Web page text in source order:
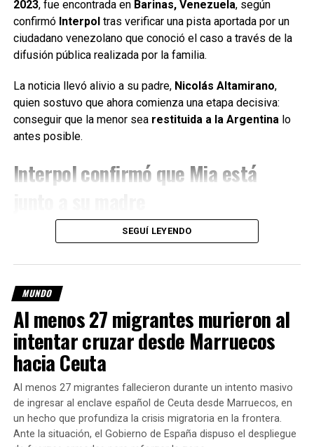
Circular sin utilizar el cinturón de seguridad.
Destacan la colaboración ciudadana
gracias a la colaboración de un conductor que registró la
situación y la puso en conocimiento de las autoridades.
Además, remarcaron que este tipo de maniobras
vehículo y para el resto de los usuarios de la ruta, ya que
afectan la capacidad de conducción y aumentan
Fuente: Contexto Tucumán
2023, fue encontrada en Barinas, Venezuela, según
confirmó Interpol tras verificar una pista aportada por un
ciudadano venezolano que conoció el caso a través de la
difusión pública realizada por la familia.
La noticia llevó alivio a su padre, Nicolás Altamirano,
quien sostuvo que ahora comienza una etapa decisiva:
conseguir que la menor sea restituida a la Argentinalo
antes posible.
Interpol confirmó que Mia está
De acuerdo con la información oficial,
Policía Bolivariana de Venezuela, comprobó que
Mia y su madre permanecen en un domicilio de la
Tras la confirmación, la familia solicitó la intervención
inmediata de laCancillería argentinay de los
organismos internacionales competentes para coordinar el
operativo de regreso de la menor.
«Lo único que pedimos es
que vayan a buscarla antes
SEGUÍ LEYENDO
MUNDO
Al menos 27 migrantes murieron al
intentar cruzar desde Marruecos
hacia Ceuta
Al menos 27 migrantes fallecieron durante un intento masivo
de ingresar al enclave español de Ceuta desde Marruecos, en
un hecho que profundiza la crisis migratoria en la frontera.
Ante la situación, el Gobierno de España dispuso el despliegue